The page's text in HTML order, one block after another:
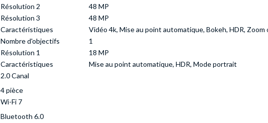
Résolution 2
48 MP
Résolution 3
48 MP
Caractéristiques
Vidéo 4k, Mise au point automatique, Bokeh, HDR,
Nombre d'objectifs
1
Résolution 1
18 MP
Caractéristiques
Mise au point automatique, HDR, Mode portrait
2.0 Canal
4 pièce
Wi-Fi 7
Bluetooth 6.0